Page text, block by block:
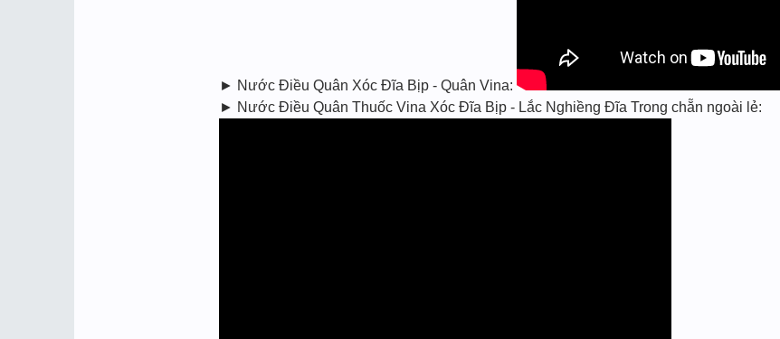
► Nước Điều Quân Xóc Đĩa Bịp - Quân Vina:
► Nước Điều Quân Thuốc Vina Xóc Đĩa Bịp - Lắc Nghiềng Đĩa Trong chẵn ngoài lẻ: